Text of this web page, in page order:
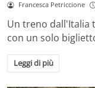
Francesca Petriccione
Un treno dall'Italia
con un solo
Leggi di più